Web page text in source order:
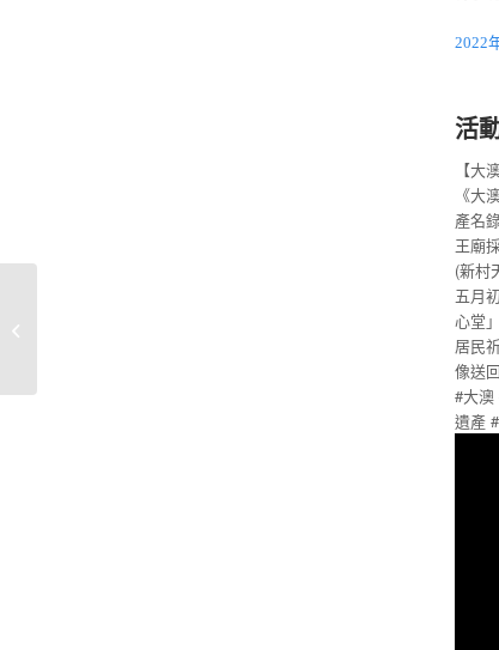
2022
活
【大
《大
產名
王廟
(新村
五月
心堂
居民
像送
#大澳
遺產